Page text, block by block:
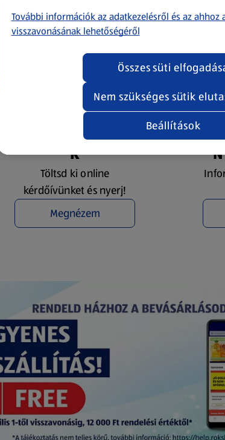
NYEREMÉNYJÁTÉ
K
Töltsd ki online
kérdőívünket és nyerj!
Megnézem
További információk az adatkezelésről és az ahhoz
visszavonásának lehetőségéről
Beállítások
Nem szükséges sütik
Összes süti